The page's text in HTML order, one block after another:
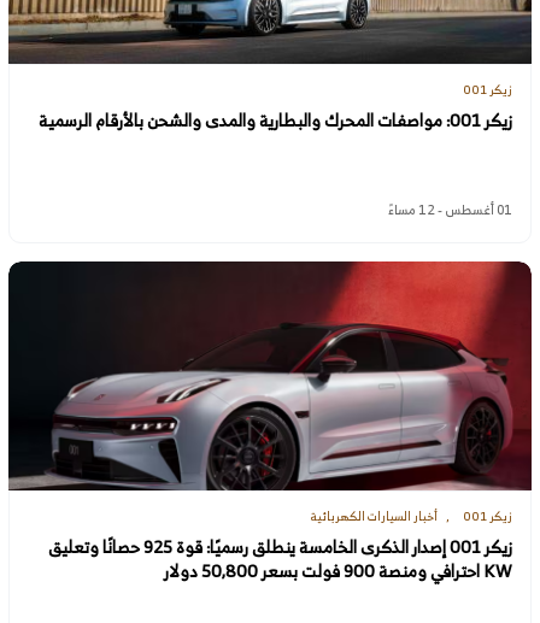
زيكر 001
زيكر 001: مواصفات المحرك والبطارية والمدى والشحن بالأرقام الرسمية
01 أغسطس - 12 مساءً
زيكر 001 أخبار السيارات الكهربائية
زيكر 001 إصدار الذكرى الخامسة ينطلق رسميًا: قوة 925 حصانًا وتعليق
KW احترافي ومنصة 900 فولت بسعر 50,800 دولار